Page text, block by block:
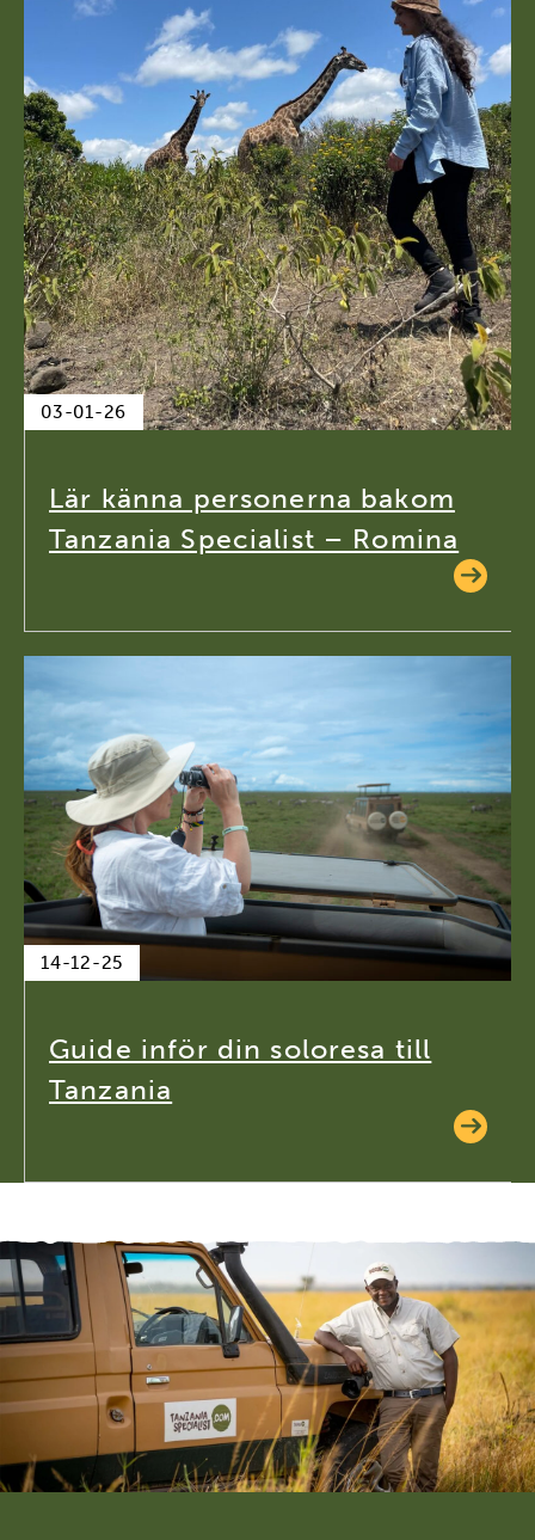
03-01-26
Lär känna personerna bakom
Tanzania Specialist – Romina
14-12-25
Guide inför din soloresa till
Tanzania